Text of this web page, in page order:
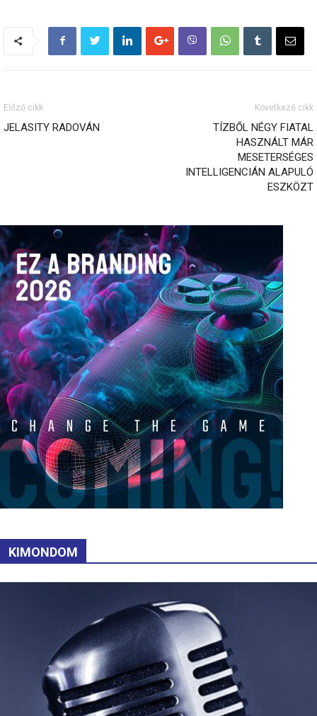
Előző cikk
JELASITY RADOVÁN
Következő cikk
TÍZBŐL NÉGY FIATAL
HASZNÁLT MÁR
MESETERSÉGES
INTELLIGENCIÁN ALAPULÓ
ESZKÖZT
KIMONDOM